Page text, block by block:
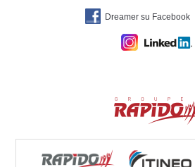
BELTRANI CARAVAN MARKET SRL
Tel. 0039051943327
Dreamer su Facebook